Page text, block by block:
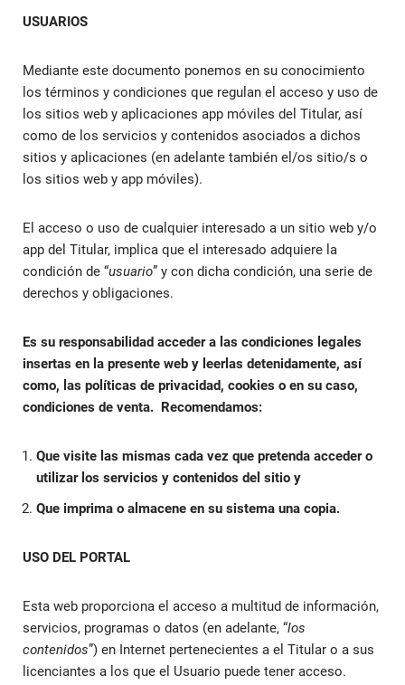
USUARIOS
Mediante este documento ponemos en su conocimiento
los términos y condiciones que regulan el acceso y uso de
los sitios web y aplicaciones app móviles del Titular, así
como de los servicios y contenidos asociados a dichos
sitios y aplicaciones (en adelante también el/os sitio/s o
los sitios web y app móviles).
El acceso o uso de cualquier interesado a un sitio web y/o
app de l Titular, implica que el interesado adquiere la
condición de “usuario” y con dicha condición, una serie de
derechos y obligaciones.
Es su responsabilidad acceder a las condiciones legales
insertas en la presente web y leerlas detenidamente, así
como, las políticas de privacidad, cookies o en su caso,
condiciones de venta. Recomendamos:
Que visite las mismas cada vez que pretenda acceder o
utilizar los servicios y contenidos del sitio y
Que imprima o almacene en su sistema una copia.
USO DEL PORTAL
Esta web proporciona el acceso a multitud de información,
servicios, programas o datos (en adelante, “los
contenidos”) en Internet pertenecientes a el Titular o a sus
licenciantes a los que el Usuario puede tener acceso.